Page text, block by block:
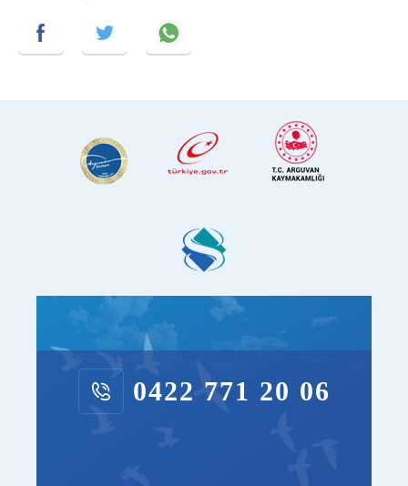
0422 771 20 06